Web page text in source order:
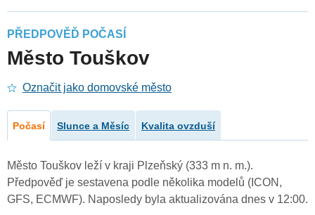
PŘEDPOVĚĎ POČASÍ
Město Touškov
Označit jako domovské město
Počasí Slunce a Měsíc Kvalita ovzduší
Město Touškov leží v kraji Plzeňský (333 m n. m.).
Předpověď je sestavena podle několika modelů (ICON,
GFS, ECMWF). Naposledy byla aktualizována dnes v 12:00.